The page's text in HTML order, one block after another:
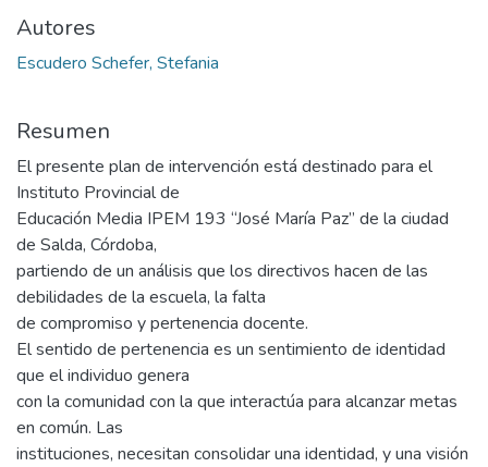
Autores
Escudero Schefer, Stefania
Resumen
El presente plan de intervención está destinado para el
Instituto Provincial de
Educación Media IPEM 193 “José María Paz” de la ciudad
de Salda, Córdoba,
partiendo de un análisis que los directivos hacen de las
debilidades de la escuela, la falta
de compromiso y pertenencia docente.
El sentido de pertenencia es un sentimiento de identidad
que el individuo genera
con la comunidad con la que interactúa para alcanzar metas
en común. Las
instituciones, necesitan consolidar una identidad, y una visión